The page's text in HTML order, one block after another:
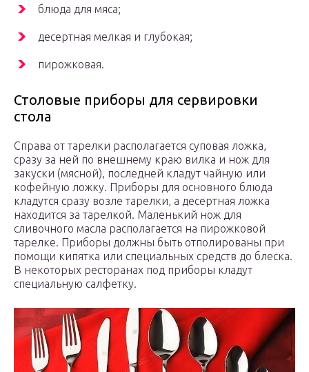
блюда для мяса;
десертная мелкая и глубокая;
пирожковая.
Столовые приборы для сервировки
стола
Справа от тарелки располагается суповая ложка,
сразу за ней по внешнему краю вилка и нож для
закуски (мясной), последней кладут чайную или
кофейную ложку. Приборы для основного блюда
кладутся сразу возле тарелки, а десертная ложка
находится за тарелкой. Маленький нож для
сливочного масла располагается на пирожковой
тарелке. Приборы должны быть отполированы при
помощи кипятка или специальных средств до блеска.
В некоторых ресторанах под приборы кладут
специальную салфетку.